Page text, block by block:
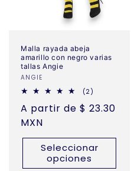
Malla rayada abeja
amarillo con negro varias
tallas Angie
Proveedor:
ANGIE
(2)
totales
Precio
habitual
A partir de $ 23.30
MXN
Seleccionar
opciones